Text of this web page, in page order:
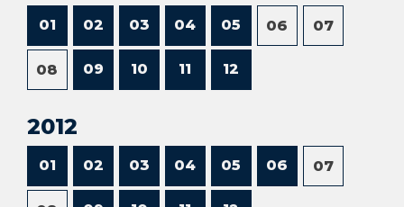
01 02 03 04 05 06 07
08 09 10 11 12
2012
01 02 03 04 05 06 07